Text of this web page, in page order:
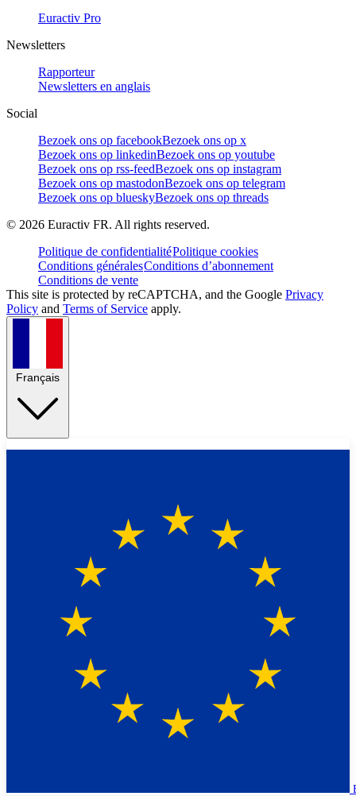
Euractiv Pro
Newsletters
Rapporteur
Newsletters en anglais
Social
Bezoek ons op facebookBezoek ons op x
Bezoek ons op linkedinBezoek ons op youtube
Bezoek ons op rss-feedBezoek ons op instagram
Bezoek ons op mastodonBezoek ons op telegram
Bezoek ons op blueskyBezoek ons op threads
© 2026 Euractiv FR. All rights reserved.
Politique de confidentialitéPolitique cookies
Conditions généralesConditions d’abonnement
Conditions de vente
This site is protected by reCAPTCHA, and the Google Privacy
Policy and Terms of Service apply.
Français